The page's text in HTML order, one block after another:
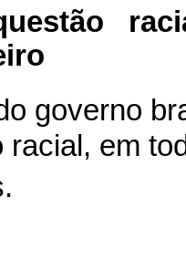
governo
racial, em